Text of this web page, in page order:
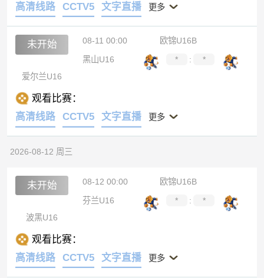
高清线路
CCTV5 文字直播 更多
未开始 08-11 00:00
欧锦U16B
黑山U16
* :
*
爱尔兰U16
观看比赛：
高清线路
CCTV5 文字直播 更多
2026-08-12 周三
未开始 08-12 00:00
欧锦U16B
芬兰U16
* :
*
波黑U16
观看比赛：
高清线路
CCTV5 文字直播 更多